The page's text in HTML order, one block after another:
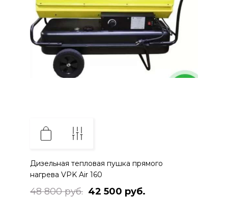
Дизельная тепловая пушка прямого
нагрева VPK Air 160
48 800 руб. 42 500 руб.